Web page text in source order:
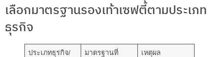
เลือกมาตรฐานรองเท้าเซฟตี้ตามประเภท
ธุรกิจ
ประเภทธุรกิจ/
มาตรฐานที่
เหตุผล